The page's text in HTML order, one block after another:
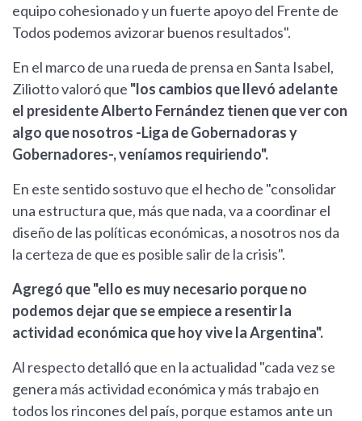
equipo cohesionado y un fuerte apoyo del Frente de
Todos podemos avizorar buenos resultados".
En el marco de una rueda de prensa en Santa Isabel,
Ziliotto valoró que "los cambios que llevó adelante
el presidente Alberto Fernández tienen que ver con
algo que nosotros -Liga de Gobernadoras y
Gobernadores-, veníamos requiriendo".
En este sentido sostuvo que el hecho de "consolidar
una estructura que, más que nada, va a coordinar el
diseño de las políticas económicas, a nosotros nos da
la certeza de que es posible salir de la crisis".
Agregó que "ello es muy necesario porque no
podemos dejar que se empiece a resentir la
actividad económica que hoy vive la Argentina".
Al respecto detalló que en la actualidad "cada vez se
genera más actividad económica y más trabajo en
todos los rincones del país, porque estamos ante un